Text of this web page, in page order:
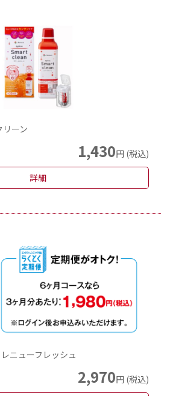
ーン
1,430円 (税込)
詳細
ニューフレッシュ
2,970円 (税込)